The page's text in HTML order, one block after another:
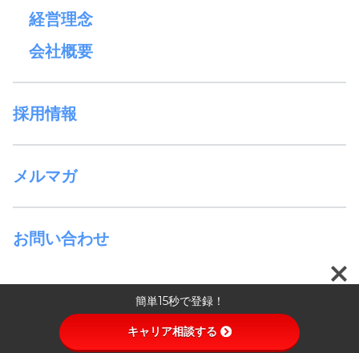
経営理念
会社概要
採用情報
メルマガ
お問い合わせ
© 2026 イノセル株式会社 All rights reserved.
簡単15秒で登録！
キャリア相談する